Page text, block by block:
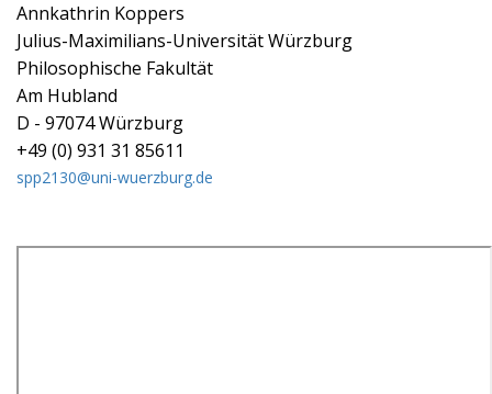
Annkathrin Koppers
Julius-Maximilians-Universität Würzburg
Philosophische Fakultät
Am Hubland
D - 97074 Würzburg
+49 (0) 931 31 85611
spp2130@uni-wuerzburg.de